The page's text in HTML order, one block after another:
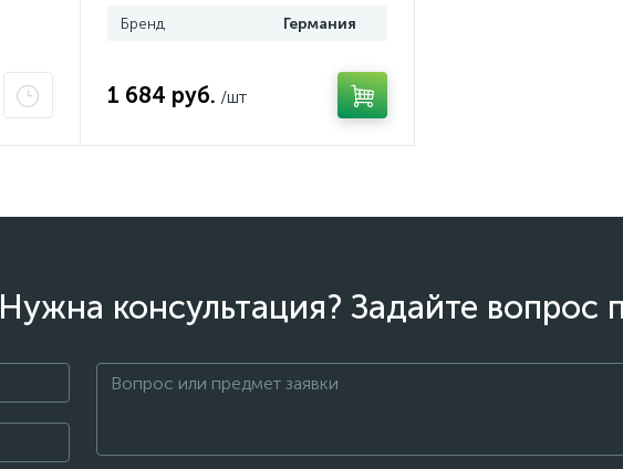
Бренд
Германия
1 684 руб. /шт
Нужна консультация? Задайте вопрос